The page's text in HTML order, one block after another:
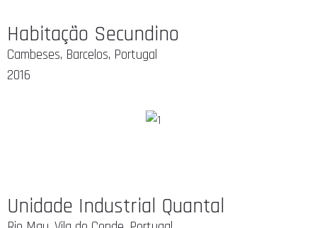
Habitação Secundino
Cambeses, Barcelos, Portugal
2016
Unidade Industrial Quantal